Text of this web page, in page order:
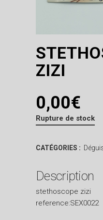
ZIZI
0,00€
Rupture de stock
CATÉGORIES :
Description
stethoscope zizi
reference:SEX0022